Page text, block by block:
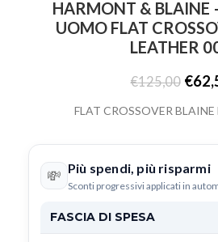
HARMONT & BLAINE
UOMO FLAT
LEATHER
€125,00 €
FLAT CROSSOVER BLAINE
💸 Più spendi, più risparmi
Sconti progressivi applicati in
FASCIA DI SPESA